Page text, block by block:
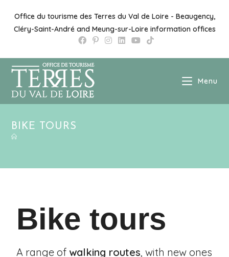
Office du tourisme des Terres du Val de Loire - Beaugency,
Cléry-Saint-André and Meung-sur-Loire information offices
Menu
BIKE TOURS
Bike tours
A range of walking routes, with new ones